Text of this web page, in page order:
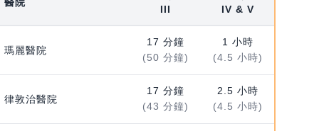
醫院
III
IV & V
瑪麗醫院
17 分鐘
(50 分鐘)
1 小時
(4.5 小時)
律敦治醫院
17 分鐘
(43 分鐘)
2.5 小時
(4.5 小時)